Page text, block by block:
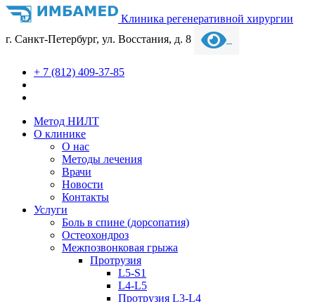
Клиника регенеративной хирургии
г. Санкт-Петербург, ул. Восстания, д. 8
+ 7 (812) 409-37-85
Метод НИЛТ
О клинике
О нас
Методы лечения
Врачи
Новости
Контакты
Услуги
Боль в спине (дорсопатия)
Остеохондроз
Межпозвонковая грыжа
Протрузия
L5-S1
L4-L5
Протрузия L3-L4